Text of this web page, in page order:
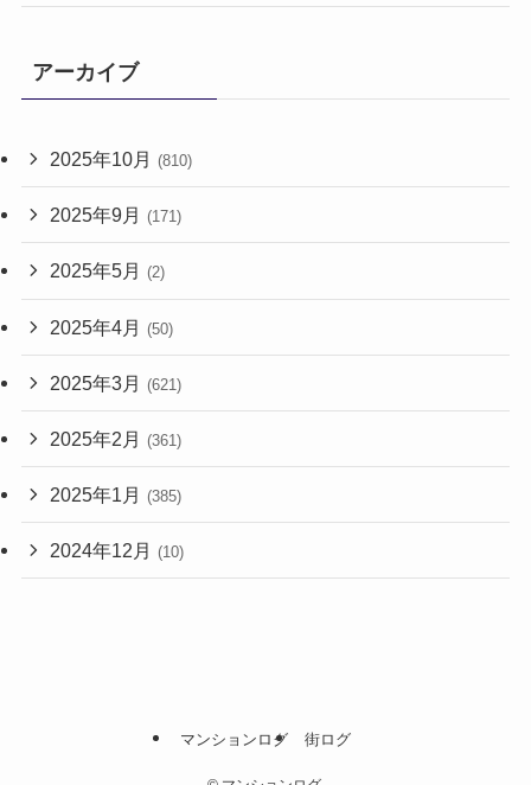
アーカイブ
2025年10月 (810)
2025年9月 (171)
2025年5月 (2)
2025年4月 (50)
2025年3月 (621)
2025年2月 (361)
2025年1月 (385)
2024年12月 (10)
マンションログ 街ログ